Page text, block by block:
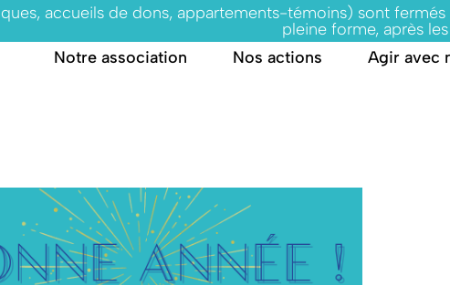
accueils de dons, appartements-témoins) sont
pleine forme, après
Notre association
Nos actions Agir avec